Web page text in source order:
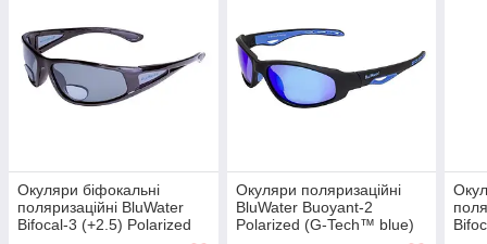
Окуляри біфокальні
поляризаційні BluWater
Bifocal-3 (+2.5) Polarized
Окуляри поляризаційні
BluWater Buoyant-2
Polarized (G-Tech™ blue)